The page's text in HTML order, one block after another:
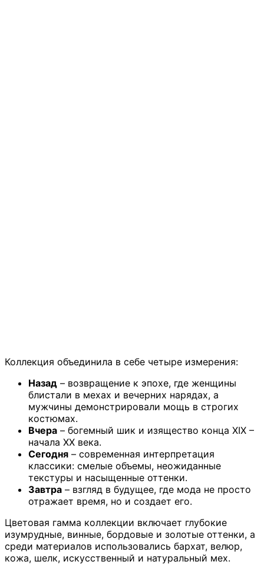
Коллекция объединила в себе четыре измерения:
Назад – возвращение к эпохе, где женщины
блистали в мехах и вечерних нарядах, а
мужчины демонстрировали мощь в строгих
костюмах.
Вчера – богемный шик и изящество конца XIX –
начала XX века.
Сегодня – современная интерпретация
классики: смелые объемы, неожиданные
текстуры и насыщенные оттенки.
Завтра – взгляд в будущее, где мода не просто
отражает время, но и создает его.
Цветовая гамма коллекции включает глубокие
изумрудные, винные, бордовые и золотые оттенки, а
среди материалов использовались бархат, велюр,
кожа, шелк, искусственный и натуральный мех.